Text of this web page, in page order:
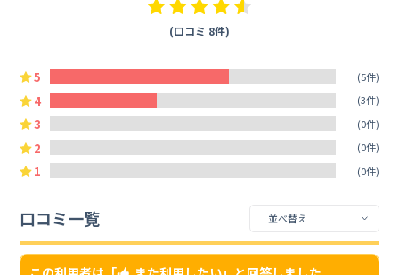
(口コミ 8件)
5 (5件)
4 (3件)
3 (0件)
2 (0件)
1 (0件)
口コミ一覧